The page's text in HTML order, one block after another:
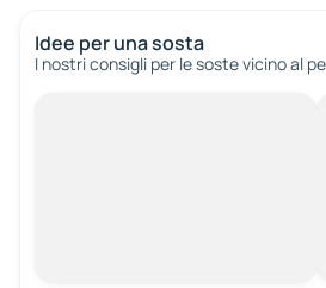
Idee per una sosta
I nostri consigli per le soste vicino al